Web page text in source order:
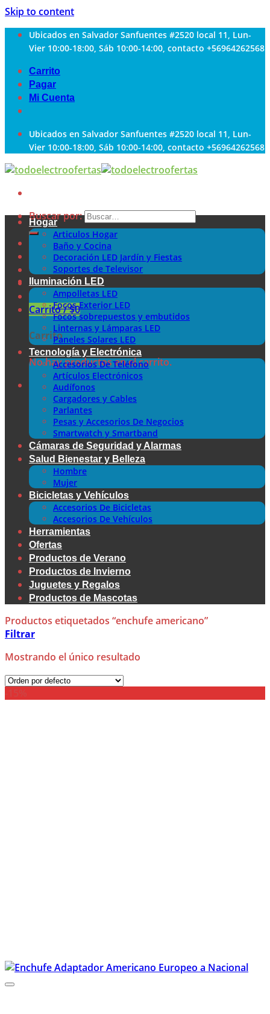
Skip to content
Ubicados en Salvador Sanfuentes #2520 local 11, Lun-
Vier 10:00-18:00, Sáb 10:00-14:00, contacto +56964262568
Carrito
Pagar
Mi Cuenta
Ubicados en Salvador Sanfuentes #2520 local 11, Lun-
Vier 10:00-18:00, Sáb 10:00-14:00, contacto +56964262568
Buscar por:
Carrito /$0
Carrito
No hay productos en el carrito.
Hogar
Articulos Hogar
Baño y Cocina
Decoración LED Jardín y Fiestas
Soportes de Televisor
Iluminación LED
Ampolletas LED
Focos Exterior LED
Focos sobrepuestos y embutidos
Linternas y Lámparas LED
Paneles Solares LED
Tecnología y Electrónica
Accesorios De Teléfono
Artículos Electrónicos
Audífonos
Cargadores y Cables
Parlantes
Pesas y Accesorios De Negocios
Smartwatch y Smartband
Cámaras de Seguridad y Alarmas
Salud Bienestar y Belleza
Hombre
Mujer
Bicicletas y Vehículos
Accesorios De Bicicletas
Accesorios De Vehículos
Herramientas
Ofertas
Productos de Verano
Productos de Invierno
Juguetes y Regalos
Productos de Mascotas
Productos etiquetados “enchufe americano”
Filtrar
Mostrando el único resultado